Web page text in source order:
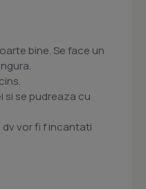
bine. Se face un
si se pudreaza cu
vor fi f incantati